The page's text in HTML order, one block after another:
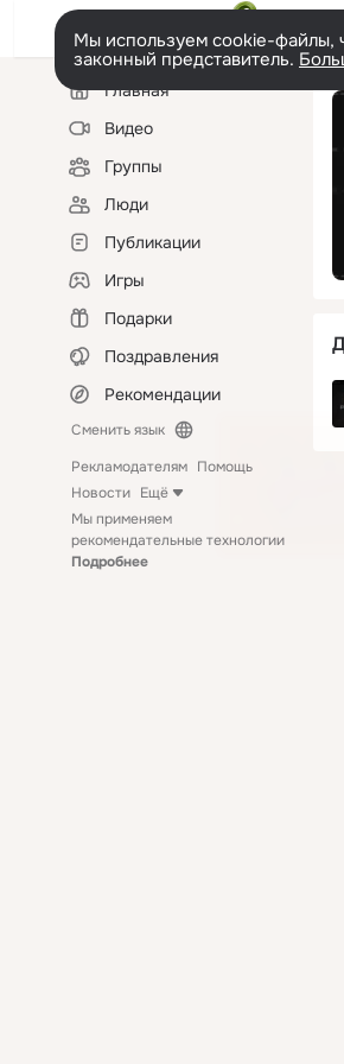
Мы используем cookie-файлы,
законный представитель.
Левая
колонкаГлавная
Видео
Группы
Люди
Публикации
Игры
Подарки
Поздравления
Рекомендации
Сменить язык
Рекламодателям Помощь
Новости Ещё
Мы применяем
рекомендательные технологии
Подробнее